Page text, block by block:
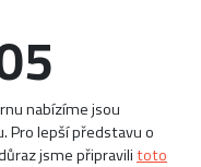
nabízíme jsou
Pro lepší představu o
jsme připravilitoto